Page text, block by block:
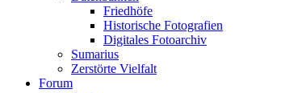
Friedhöfe
Historische Fotografien
Digitales Fotoarchiv
Sumarius
Zerstörte Vielfalt
Forum